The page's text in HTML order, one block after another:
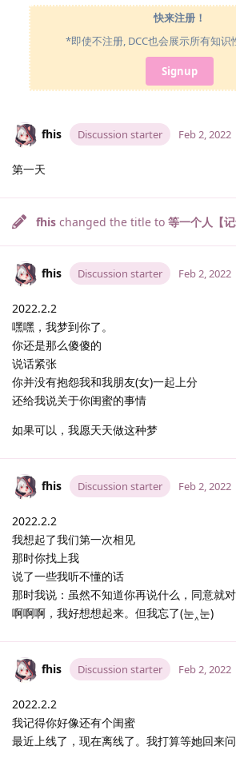
快来注册！
*即使不注册, DCC也会展示所有知识
Signup
fhis Discussion starter Feb 2, 2022
第一天
fhis changed the title to 等一个人【记
fhis Discussion starter Feb 2, 2022
2022.2.2
嘿嘿，我梦到你了。
你还是那么傻傻的
说话紧张
你并没有抱怨我和我朋友(女)一起上分
还给我说关于你闺蜜的事情
如果可以，我愿天天做这种梦
fhis Discussion starter Feb 2, 2022
2022.2.2
我想起了我们第一次相见
那时你找上我
说了一些我听不懂的话
那时我说：虽然不知道你再说什么，同意就对
啊啊啊，我好想想起来。但我忘了(눈‸눈)
fhis Discussion starter Feb 2, 2022
2022.2.2
我记得你好像还有个闺蜜
最近上线了，现在离线了。我打算等她回来